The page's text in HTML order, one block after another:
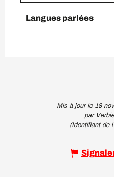
Langues parlées
Langues parlées
Mis à jour le 18
par
(Identifiant de